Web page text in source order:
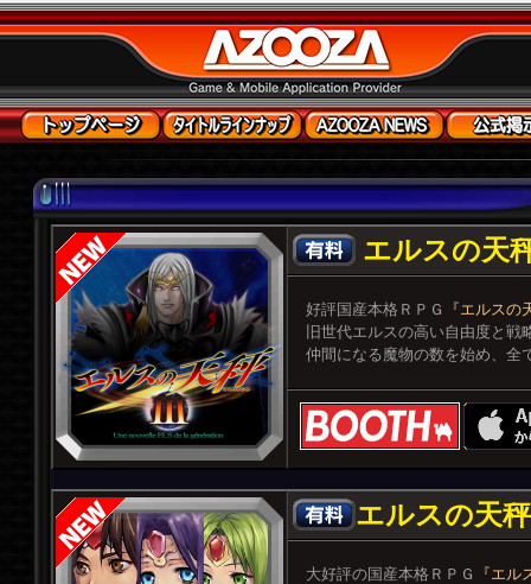
エルスの天
好評国産本格ＲＰＧ
『エルスの
旧世代エルスの高い自由度と戦
仲間になる魔物の数を始め、全
エルスの天
大好評の国産本格ＲＰＧ
『エル